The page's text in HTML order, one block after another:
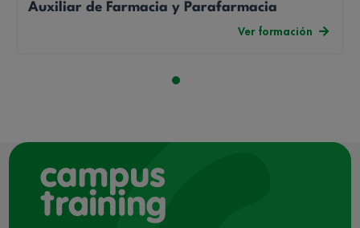
Auxiliar de Farmacia y Parafarmacia
Ver formación